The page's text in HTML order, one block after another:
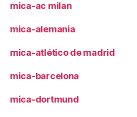
mica-ac milan
mica-alemania
mica-atlético de madrid
mica-barcelona
mica-dortmund